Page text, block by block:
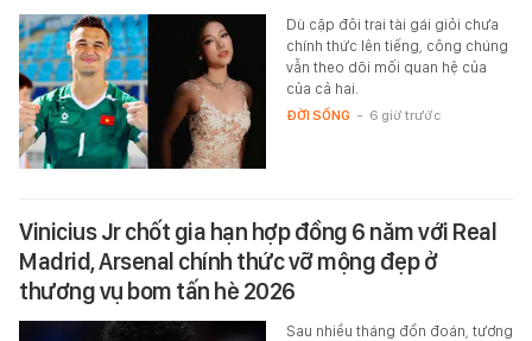
Dù cặp đôi trai tài gái giỏi chưa
chính thức lên tiếng, công chúng
vẫn theo dõi mối quan hệ của
của cả hai.
ĐỜI SỐNG - 6 giờ trước
Vinicius Jr chốt gia hạn hợp đồng 6 năm với Real
Madrid, Arsenal chính thức vỡ mộng đẹp ở
thương vụ bom tấn hè 2026
Sau nhiều tháng đồn đoán, tương